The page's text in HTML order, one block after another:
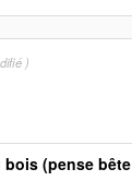
)
(pense